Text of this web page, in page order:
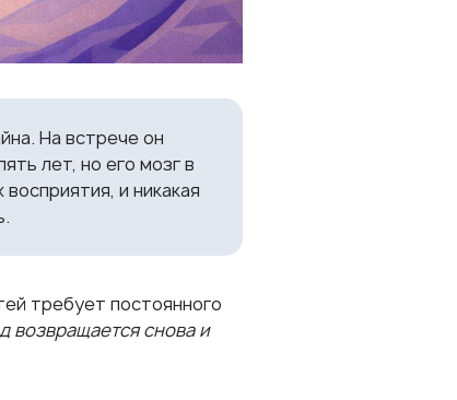
На встрече он
лет, но его мозг в
и никакая
требует постоянного
возвращается снова и